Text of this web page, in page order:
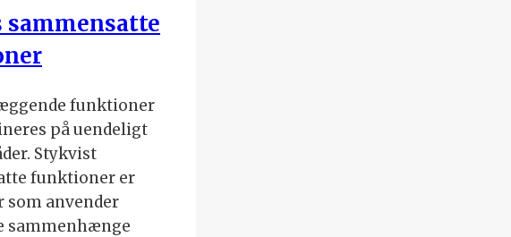
sammensatte
funktioner
på uendeligt
Stykvist
funktioner er
anvender
sammenhænge